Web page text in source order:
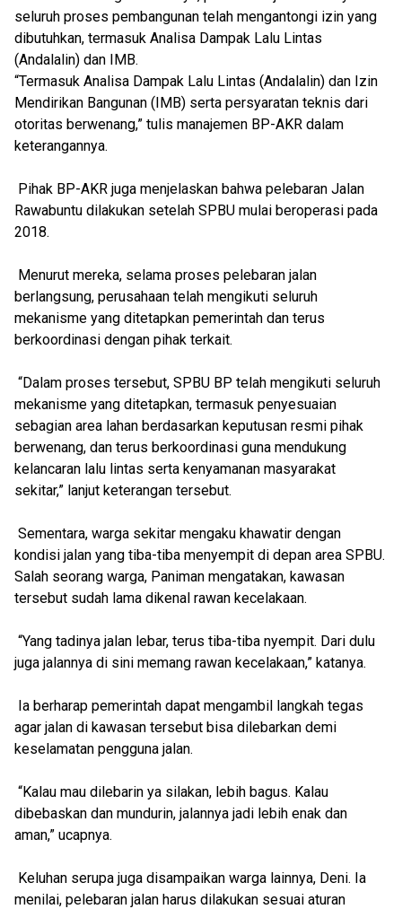
seluruh proses pembangunan telah mengantongi izin yang
dibutuhkan, termasuk Analisa Dampak Lalu Lintas
(Andalalin) dan IMB.
“Termasuk Analisa Dampak Lalu Lintas (Andalalin) dan Izin
Mendirikan Bangunan (IMB) serta persyaratan teknis dari
otoritas berwenang,” tulis manajemen BP-AKR dalam
keterangannya.
Pihak BP-AKR juga menjelaskan bahwa pelebaran Jalan
Rawabuntu dilakukan setelah SPBU mulai beroperasi pada
2018.
Menurut mereka, selama proses pelebaran jalan
berlangsung, perusahaan telah mengikuti seluruh
mekanisme yang ditetapkan pemerintah dan terus
berkoordinasi dengan pihak terkait.
“Dalam proses tersebut, SPBU BP telah mengikuti seluruh
mekanisme yang ditetapkan, termasuk penyesuaian
sebagian area lahan berdasarkan keputusan resmi pihak
berwenang, dan terus berkoordinasi guna mendukung
kelancaran lalu lintas serta kenyamanan masyarakat
sekitar,” lanjut keterangan tersebut.
Sementara, warga sekitar mengaku khawatir dengan
kondisi jalan yang tiba-tiba menyempit di depan area SPBU.
Salah seorang warga, Paniman mengatakan, kawasan
tersebut sudah lama dikenal rawan kecelakaan.
“Yang tadinya jalan lebar, terus tiba-tiba nyempit. Dari dulu
juga jalannya di sini memang rawan kecelakaan,” katanya.
Ia berharap pemerintah dapat mengambil langkah tegas
agar jalan di kawasan tersebut bisa dilebarkan demi
keselamatan pengguna jalan.
“Kalau mau dilebarin ya silakan, lebih bagus. Kalau
dibebaskan dan mundurin, jalannya jadi lebih enak dan
aman,” ucapnya.
Keluhan serupa juga disampaikan warga lainnya, Deni. Ia
menilai, pelebaran jalan harus dilakukan sesuai aturan